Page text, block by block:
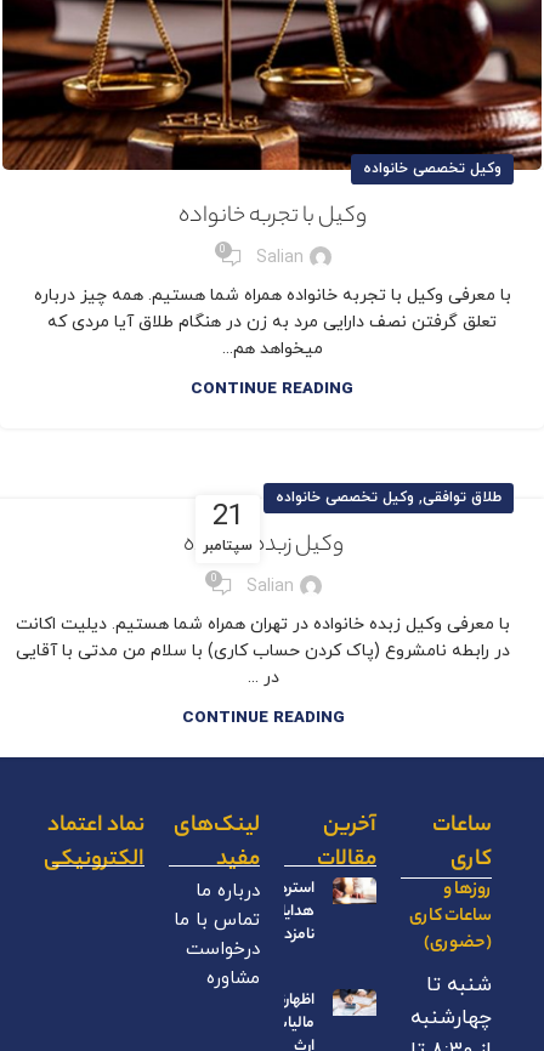
وکیل تخصصی خانواده
وکیل با تجربه خانواده
Salian
0
با معرفی وکیل با تجربه خانواده همراه شما هستیم. همه چیز درباره
تعلق گرفتن نصف دارایی مرد به زن در هنگام طلاق آیا مردی که
میخواهد هم...
CONTINUE READING
21
سپتامبر
طلاق توافقی, وکیل تخصصی خانواده
وکیل زبده خانواده
Salian
0
با معرفی وکیل زبده خانواده در تهران همراه شما هستیم. دیلیت اکانت
در رابطه نامشروع (پاک کردن حساب کاری) با سلام من مدتی با آقایی
در ...
CONTINUE READING
ساعات
کاری
روزها و
ساعات کاری
(حضوری)
شنبه تا
چهارشنبه
آخرین
مقالات
استرداد
هدایای
نامزدی
اظهارنامه
مالیات بر
لینک‌های
مفید
درباره ما
تماس با ما
درخواست
مشاوره
نماد اعتماد
الکترونیکی